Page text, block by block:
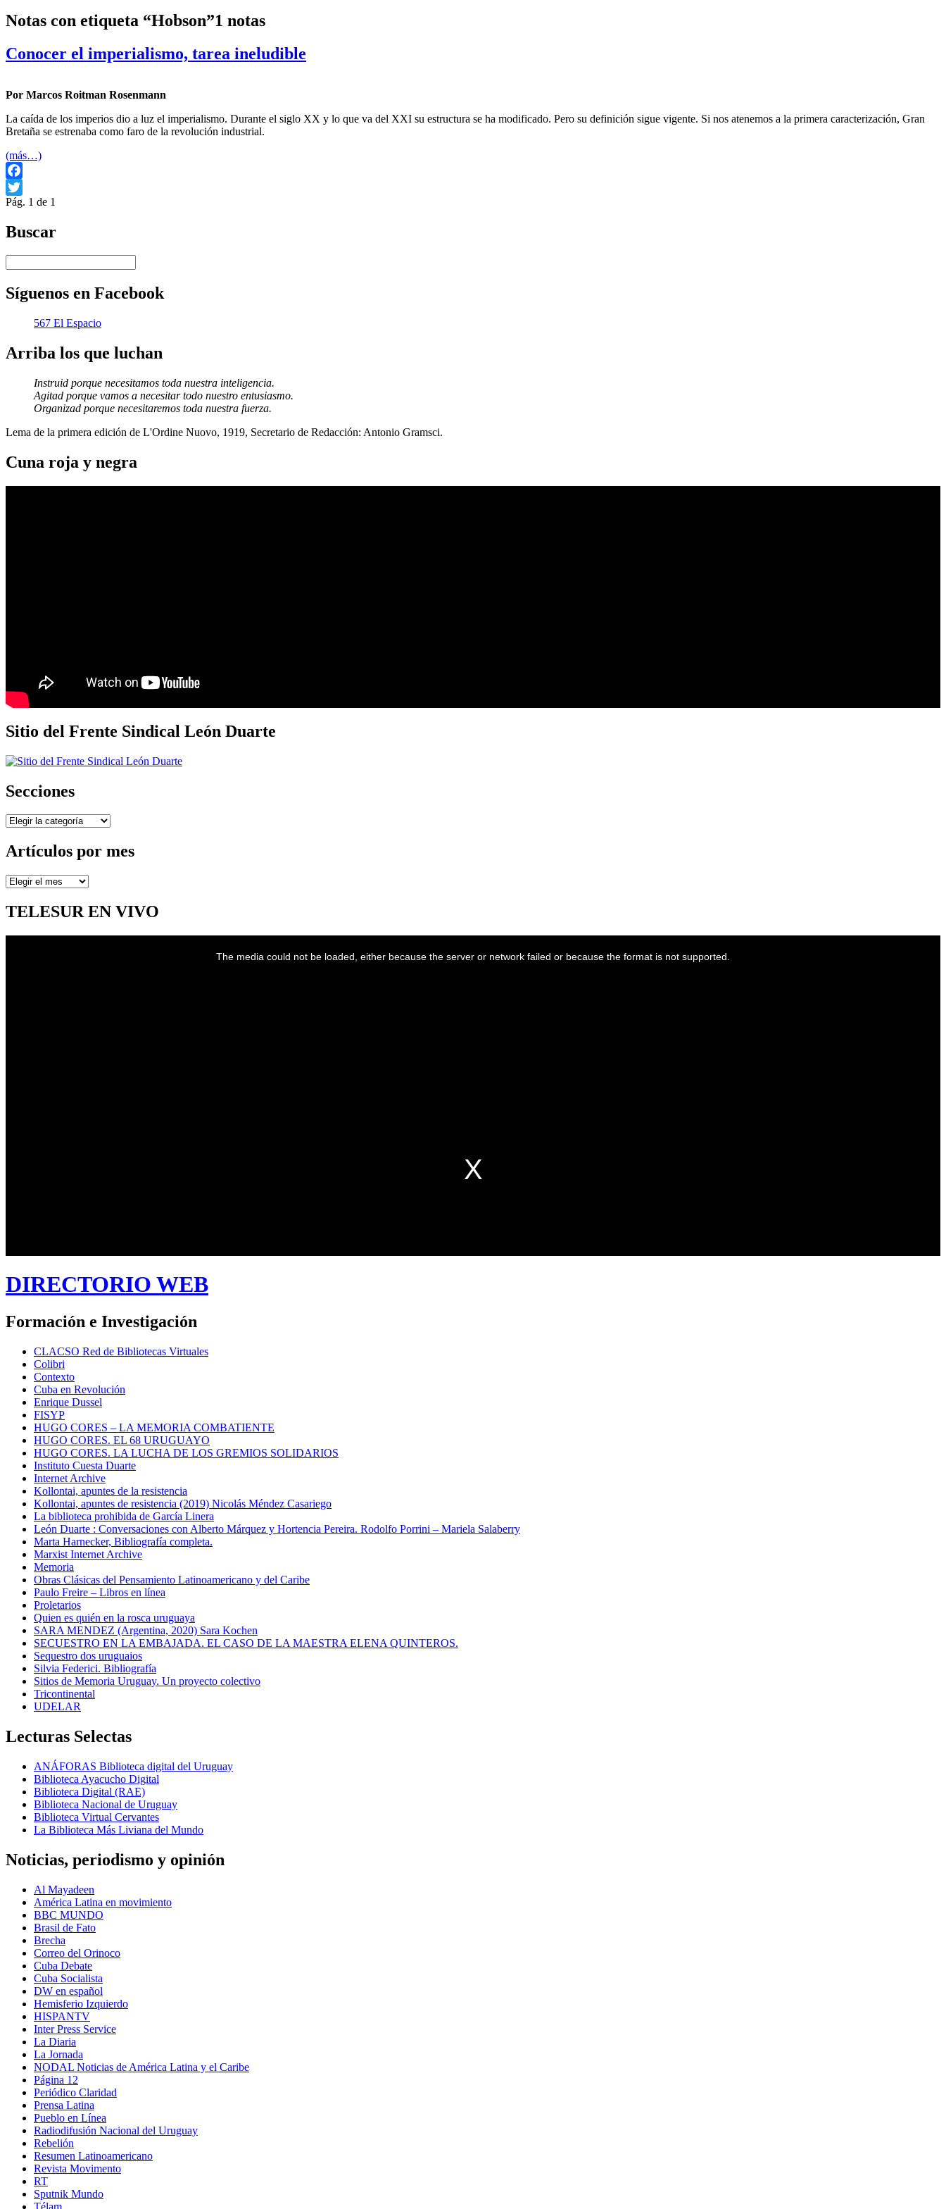
Notas con etiqueta “Hobson”1 notas
Conocer el imperialismo, tarea ineludible
Por Marcos Roitman Rosenmann
La caída de los imperios dio a luz el imperialismo. Durante el siglo XX y lo que va del XXI su estructura se ha modificado. Pero su definición sigue vigente. Si nos atenemos a la primera caracterización, Gran
Bretaña se estrenaba como faro de la revolución industrial.
(más…)
Facebook
Twitter
Pág. 1 de 1
Buscar
Síguenos en Facebook
567 El Espacio
Arriba los que luchan
Instruid porque necesitamos toda nuestra inteligencia.
Agitad porque vamos a necesitar todo nuestro entusiasmo.
Organizad porque necesitaremos toda nuestra fuerza.
Lema de la primera edición de L'Ordine Nuovo, 1919, Secretario de Redacción: Antonio Gramsci.
Cuna roja y negra
Sitio del Frente Sindical León Duarte
Secciones
Secciones
Artículos por mes
Artículos
mes
TELESUR EN VIVO
DIRECTORIO WEB
Formación e Investigación
CLACSO Red de Bibliotecas Virtuales
Colibri
Contexto
Cuba en Revolución
Enrique Dussel
FISYP
HUGO CORES – LA MEMORIA COMBATIENTE
HUGO CORES. EL 68 URUGUAYO
HUGO CORES. LA LUCHA DE LOS GREMIOS SOLIDARIOS
Instituto Cuesta Duarte
Internet Archive
Kollontai, apuntes de la resistencia
Kollontai, apuntes de resistencia (2019) Nicolás Méndez Casariego
La biblioteca prohibida de García Linera
León Duarte : Conversaciones con Alberto Márquez y Hortencia Pereira. Rodolfo Porrini – Mariela Salaberry
Marta Harnecker, Bibliografía completa.
Marxist Internet Archive
Memoria
Obras Clásicas del Pensamiento Latinoamericano y del Caribe
Paulo Freire – Libros en línea
Proletarios
Quien es quién en la rosca uruguaya
SARA MENDEZ (Argentina, 2020) Sara Kochen
SECUESTRO EN LA EMBAJADA. EL CASO DE LA MAESTRA ELENA QUINTEROS.
Sequestro dos uruguaios
Silvia Federici. Bibliografía
Sitios de Memoria Uruguay. Un proyecto colectivo
Tricontinental
UDELAR
Lecturas Selectas
ANÁFORAS Biblioteca digital del Uruguay
Biblioteca Ayacucho Digital
Biblioteca Digital (RAE)
Biblioteca Nacional de Uruguay
Biblioteca Virtual Cervantes
La Biblioteca Más Liviana del Mundo
Noticias, periodismo y opinión
Al Mayadeen
América Latina en movimiento
BBC MUNDO
Brasil de Fato
Brecha
Correo del Orinoco
Cuba Debate
Cuba Socialista
DW en español
Hemisferio Izquierdo
HISPANTV
Inter Press Service
La Diaria
La Jornada
NODAL Noticias de América Latina y el Caribe
Página 12
Periódico Claridad
Prensa Latina
Pueblo en Línea
Radiodifusión Nacional del Uruguay
Rebelión
Resumen Latinoamericano
Revista Movimento
RT
Sputnik Mundo
Télam